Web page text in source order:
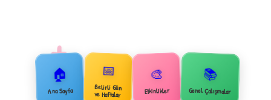
🏠
Ana Sayfa
📅
Belirli Gün
ve Haftalar
🎨
Etkinlikler
📚
Genel Çalışmalar
+